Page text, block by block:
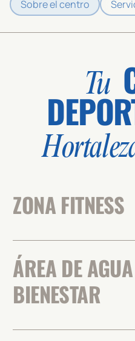
Sobre el centro
Tu
ZONA FITNESS
ÁREA DE
BIENESTAR